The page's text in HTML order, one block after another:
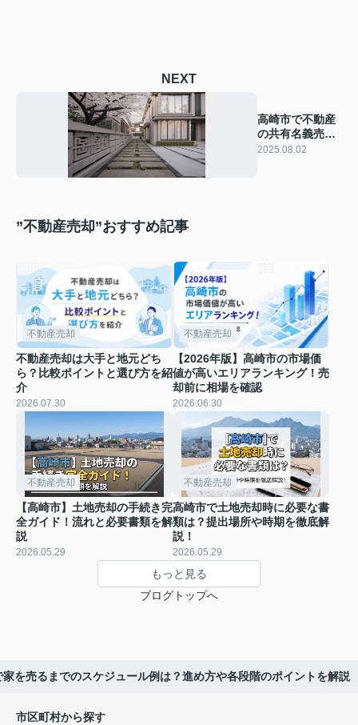
NEXT
高崎市で不動産
の共有名義売却
方法は？手続き
2025.08.02
”不動産売却”おすすめ記事
不動産売却
不動産売却は大手と地元どち
ら？比較ポイントと選び方を紹
介
2026.07.30
不動産売却
【2026年版】高崎市の市場価
値が高いエリアランキング！売
却前に相場を確認
2026.06.30
不動産売却
【高崎市】土地売却の手続き完
全ガイド！流れと必要書類を解
説
2026.05.29
不動産売却
高崎市で土地売却時に必要な書
類は？提出場所や時期を徹底解
説！
2026.05.29
もっと見る
ブログトップへ
家を売るまでのスケジュール例は？進め方や各段階のポイントを解説
市区町村から探す